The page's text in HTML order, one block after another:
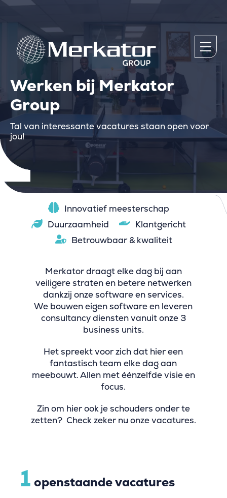
Werken bij Merkator
Group
Tal van interessante vacatures staan open voor
jou!
Innovatief meesterschap
Duurzaamheid
Klantgericht
Betrouwbaar & kwaliteit
Merkator draagt elke dag bij aan
veiligere straten en betere netwerken
dankzij onze software en services.
We bouwen eigen software en leveren
consultancy diensten vanuit onze 3
business units.
Het spreekt voor zich dat hier een
fantastisch team elke dag aan
meebouwt. Allen met éénzelfde visie en
focus.
Zin om hier ook je schouders onder te
zetten? Check zeker nu onze vacatures.
1 openstaande vacatures